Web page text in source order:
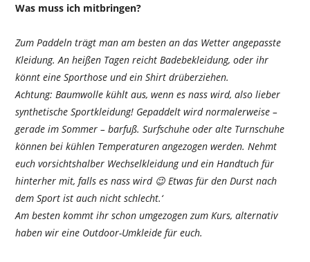
Was muss ich mitbringen?
Zum Paddeln trägt man am besten an das Wetter angepasste
Kleidung. An heißen Tagen reicht Badebekleidung, oder ihr
könnt eine Sporthose und ein Shirt drüberziehen.
Achtung: Baumwolle kühlt aus, wenn es nass wird, also lieber
synthetische Sportkleidung! Gepaddelt wird normalerweise –
gerade im Sommer – barfuß. Surfschuhe oder alte Turnschuhe
können bei kühlen Temperaturen angezogen werden. Nehmt
euch vorsichtshalber Wechselkleidung und ein Handtuch für
hinterher mit, falls es nass wird 😉 Etwas für den Durst nach
dem Sport ist auch nicht schlecht.‘
Am besten kommt ihr schon umgezogen zum Kurs, alternativ
haben wir eine Outdoor-Umkleide für euch.